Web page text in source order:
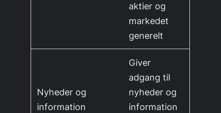
aktier og
markedet
generelt
Nyheder og
information
Giver
adgang til
nyheder og
information